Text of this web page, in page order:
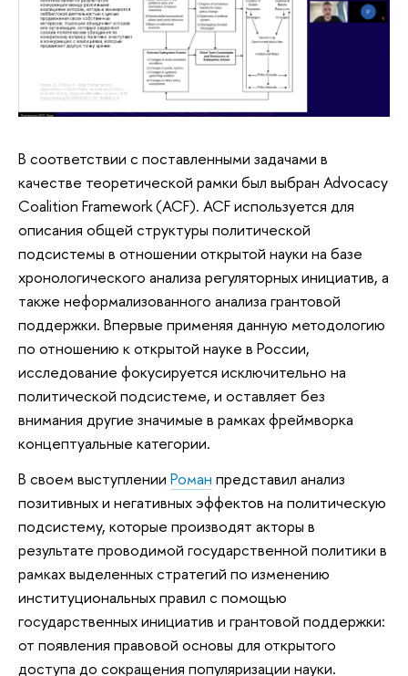
В соответствии с поставленными задачами в
качестве теоретической рамки был выбран Advocacy
Coalition Framework (ACF). ACF используется для
описания общей структуры политической
подсистемы в отношении открытой науки на базе
хронологического анализа регуляторных инициатив, а
также неформализованного анализа грантовой
поддержки. Впервые применяя данную методологию
по отношению к открытой науке в России,
исследование фокусируется исключительно на
политической подсистеме, и оставляет без
внимания другие значимые в рамках фреймворка
концептуальные категории.
В своем выступлении Роман представил анализ
позитивных и негативных эффектов на политическую
подсистему, которые производят акторы в
результате проводимой государственной политики в
рамках выделенных стратегий по изменению
институциональных правил с помощью
государственных инициатив и грантовой поддержки:
от появления правовой основы для открытого
доступа до сокращения популяризации науки.